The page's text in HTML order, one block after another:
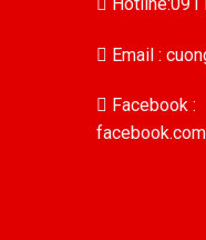
Email :
Facebook :